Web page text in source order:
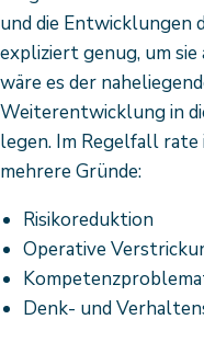
und die Entwicklungen
expliziert genug, um
wäre es der
Weiterentwicklung in
legen. Im Regelfall rate
mehrere Gründe:
Risikoreduktion
Operative
Denk- und